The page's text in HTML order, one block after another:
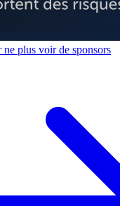
plus voir de sponsors